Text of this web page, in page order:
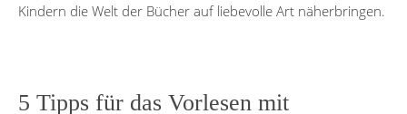
Kindern die Welt der Bücher auf liebevolle Art näherbringen.
5 Tipps für das Vorlesen mit